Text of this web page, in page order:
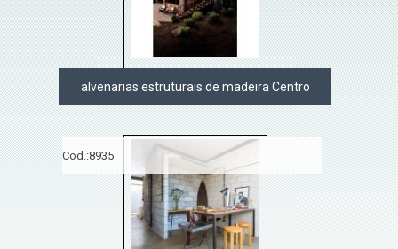
alvenarias estruturais de madeira Centro
Cod.:8935